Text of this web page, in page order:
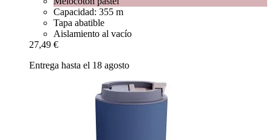
Capacidad: 355 m
Tapa abatible
Aislamiento al vacío
27,49 €
Entrega hasta el 18 agosto